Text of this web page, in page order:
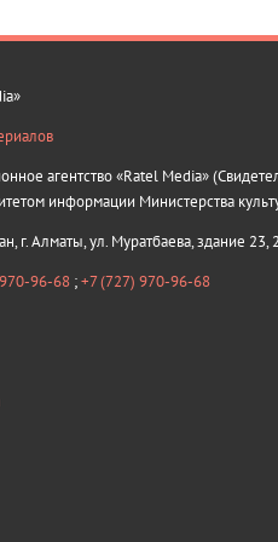
агентство «Ratel Media»
информации Министерства
г. Алматы, ул. Муратбаева, здание
96-68 ;+7 (727) 970-96-68